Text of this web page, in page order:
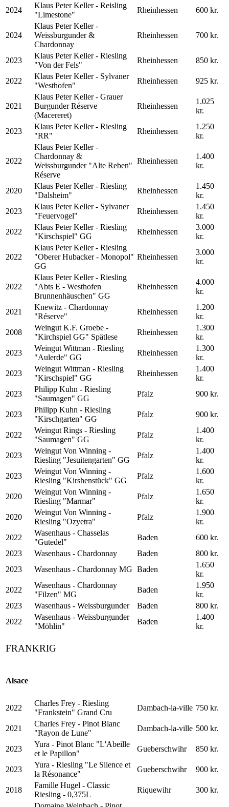
2024
Klaus Peter Keller - Reisling
"Limestone"
Rheinhessen 600 kr.
2024
Klaus Peter Keller -
Weissburgunder &
Chardonnay
Rheinhessen 700 kr.
2023
Klaus Peter Keller - Riesling
"Von der Fels"
Rheinhessen 850 kr.
2022
Klaus Peter Keller - Sylvaner
"Westhofen"
Rheinhessen 925 kr.
2021
Klaus Peter Keller - Grauer
Burgunder Réserve
(Macereret)
Rheinhessen
1.025
kr.
2023
Klaus Peter Keller - Riesling
"RR"
Rheinhessen
1.250
kr.
2022
Klaus Peter Keller -
Chardonnay &
Weissburgunder "Alte Reben"
Réserve
Rheinhessen
1.400
kr.
2020
Klaus Peter Keller - Riesling
"Dalsheim"
Rheinhessen
1.450
kr.
2023
Klaus Peter Keller - Sylvaner
"Feuervogel"
Rheinhessen
1.450
kr.
2022
Klaus Peter Keller - Riesling
"Kirschspiel" GG
Rheinhessen
3.000
kr.
2022
Klaus Peter Keller - Riesling
"Oberer Hubacker - Monopol"
GG
Rheinhessen
3.000
kr.
2022
Klaus Peter Keller - Riesling
"Abts E - Westhofen
Brunnenhäuschen" GG
Rheinhessen
4.000
kr.
2021
Knewitz - Chardonnay
"Réserve"
Rheinhessen
1.200
kr.
2008
Weingut K.F. Groebe -
"Kirchspiel GG" Spätlese
Rheinhessen
1.300
kr.
2023
Weingut Wittman - Riesling
"Aulerde" GG
Rheinhessen
1.300
kr.
2023
Weingut Wittman - Riesling
"Kirschspiel" GG
Rheinhessen
1.400
kr.
2023
Philipp Kuhn - Riesling
"Saumagen" GG
Pfalz 900 kr.
2023
Philipp Kuhn - Riesling
"Kirschgarten" GG
Pfalz 900 kr.
2022
Weingut Rings - Riesling
"Saumagen" GG
Pfalz
1.400
kr.
2023
Weingut Von Winning -
Riesling "Jesuitengarten" GG
Pfalz
1.400
kr.
2023
Weingut Von Winning -
Riesling "Kirshenstück" GG
Pfalz
1.600
kr.
2020
Weingut Von Winning -
Riesling "Marmar"
Pfalz
1.650
kr.
2020
Weingut Von Winning -
Riesling "Ozyetra"
Pfalz
1.900
kr.
2022
Wasenhaus - Chasselas
"Gutedel"
Baden
600 kr.
2023
Wasenhaus - Chardonnay Baden
800 kr.
2023
Wasenhaus - Chardonnay MG Baden
1.650
kr.
2022
Wasenhaus - Chardonnay
"Filzen" MG
Baden
1.950
kr.
2023
Wasenhaus - Weissburgunder Baden
800 kr.
2022
Wasenhaus - Weissburgunder
"Möhlin"
Baden
1.400
kr.
FRANKRIG
Alsace
2022
Charles Frey - Riesling
"Frankstein" Grand Cru
Dambach-la-ville 750 kr.
2021
Charles Frey - Pinot Blanc
"Rayon de Lune"
Dambach-la-ville 500 kr.
2023
Yura - Pinot Blanc "L'Abeille
et le Papillon"
Gueberschwihr 850 kr.
2023
Yura - Riesling "Le Silence et
la Résonance"
Gueberschwihr 900 kr.
2018
Famille Hugel - Classic
Riesling - 0,375L
Riquewihr 300 kr.